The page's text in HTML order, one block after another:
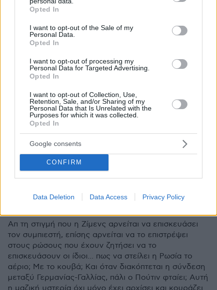
grant or deny consent to Google and its third-party tags to
use your data for below specified purposes in below Google
consent section.
Opted In
I want to opt-out of the Sale of my
Personal Data.
Opted In
I want to opt-out of processing my
Personal Data for Targeted Advertising.
Opted In
I want to opt-out of Collection, Use,
Retention, Sale, and/or Sharing of my
Personal Data that Is Unrelated with the
Purposes for which it was collected.
Opted In
Google consents
CONFIRM
Data Deletion Data Access Privacy Policy
19.06.2022, 09:33
"υπερήφανες" USA made κυβερνήσεις σε ποιο
λαγούμι θα κρυφτούν.
ΑΠΑΝΤΗΣΗ
18.06.2022, 22:17
Δεν καταλαβαινω τα παιχνιδια των ευρωπαιων
πολιτικων νομιζουν οτι απευθυνονται σε προβατα δεν
ηταν φανερο στον μητσοτακη και την παρεα των
υπερμαχων των κυρρωσεων οτι μας καταστρεφουν
την ευρωπη και φτωχοποιουν τους ευρωπαιους με τις
ενεργειες τους και τα εμπαργκο που βαλαν;
ΑΠΑΝΤΗΣΗ
Γιατρός
Απ τη στιγμή που η Ζίμενς αρνείται να επισκευάσει
τον συμπιεστή, επίσης αρνείται να το επιστρέψει
στους ρώσους που έχουν ζητήσει να το
επισκευάσουν οι ίδιοι... πως να στείλει η Ρωσία το
αέριο; Με το κουβά; Και όταν διακόπτεται η σύνδεση
μεταξύ Γερμανίας-Γαλλίας, πάλι ο Πούτιν φταίει; Αυτή